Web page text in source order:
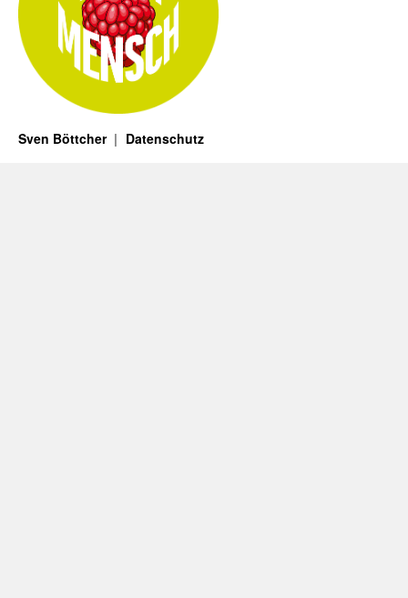
Sven Böttcher Datenschutz